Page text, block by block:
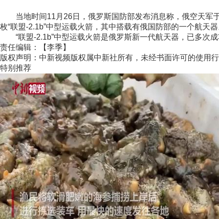
当地时间11月26日，俄罗斯国防部发布消息称，俄空天军
枚“联盟-2.1b”中型运载火箭，其中搭载有俄国防部的一个航天
“联盟-2.1b”中型运载火箭是俄罗斯新一代航天器，已多次成
责任编辑：【李季】
版权声明：中新视频版权属中新社所有，未经书面许可的使用
特别推荐